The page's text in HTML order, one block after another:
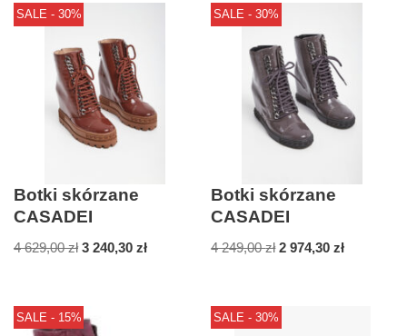
SALE - 30%
Botki skórzane
CASADEI
4 629,00zł 3 240,30 zł
SALE - 30%
Botki skórzane
CASADEI
4 249,00zł 2 974,30zł
SALE - 15% SALE - 30%